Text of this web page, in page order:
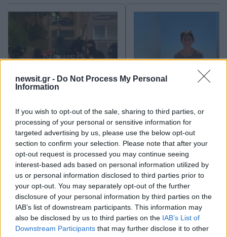
newsit.gr - Do Not Process My Personal
Information
If you wish to opt-out of the sale, sharing to third parties, or
processing of your personal or sensitive information for
targeted advertising by us, please use the below opt-out
section to confirm your selection. Please note that after your
opt-out request is processed you may continue seeing
interest-based ads based on personal information utilized by
us or personal information disclosed to third parties prior to
your opt-out. You may separately opt-out of the further
disclosure of your personal information by third parties on the
IAB’s list of downstream participants. This information may
also be disclosed by us to third parties on the IAB’s List of
Downstream Participants that may further disclose it to other
Σχόλια
κατηγορείται για
συμμετοχή στην τραγωδία
της Μαρφίν - Μεταφέρθηκε
απευθείας από το
αεροδρόμιο
να βοηθά ανθρώπους
είχαν ανάγκη» - Η
δήλωση της
της 38χρονης Λίζα
βρέθηκε νεκρή
Κυψέλη